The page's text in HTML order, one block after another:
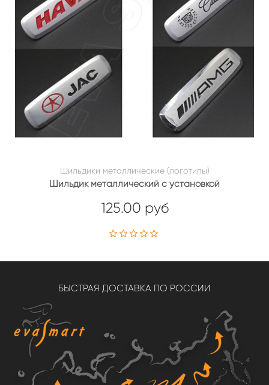
Шильдики металлические (логотипы)
Шильдик металлический с установкой
125.00 руб
БЫСТРАЯ ДОСТАВКА ПО РОССИИ